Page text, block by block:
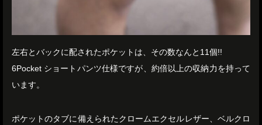
左右とバックに配されたポケットは、その数なんと11個!!
6Pocket ショートパンツ仕様ですが、約倍以上の収納力を持って
います。
ポケットのタブに備えられたクロームエクセルレザー、ベルクロ